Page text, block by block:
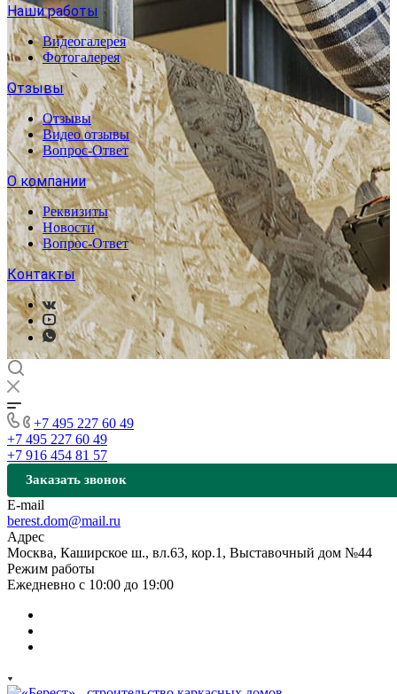
Наши работы
Видеогалерея
Фотогалерея
Отзывы
Отзывы
Видео отзывы
Вопрос-Ответ
О компании
Реквизиты
Новости
Вопрос-Ответ
Контакты
+7 495 227 60 49
+7 495 227 60 49
+7 916 454 81 57
Заказать звонок
E-mail
berest.dom@mail.ru
Адрес
Москва, Каширское ш., вл.63, кор.1, Выставочный дом №44
Режим работы
Ежедневно с 10:00 до 19:00